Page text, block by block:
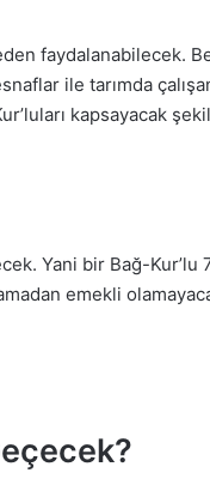
faydalanabilecek.
ile tarımda
kapsayacak
Yani bir Bağ-Kur’lu
emekli